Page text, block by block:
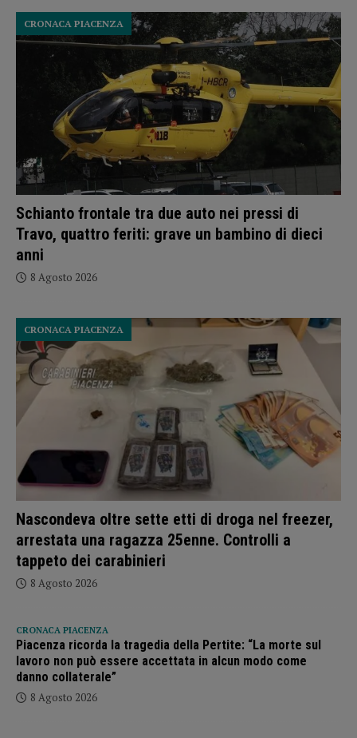
Schianto frontale tra due auto nei pressi di
Travo, quattro feriti: grave un bambino di dieci
anni
CRONACA PIACENZA
8 Agosto 2026
Nascondeva oltre sette etti di droga nel freezer,
arrestata una ragazza 25enne. Controlli a
tappeto dei carabinieri
CRONACA PIACENZA
8 Agosto 2026
CRONACA PIACENZA
Piacenza ricorda la tragedia della Pertite: “La morte sul
lavoro non può essere accettata in alcun modo come
danno collaterale”
8 Agosto 2026